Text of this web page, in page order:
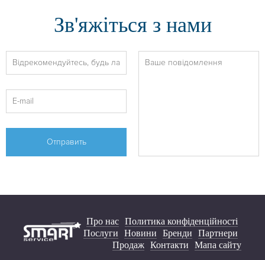
Зв'яжіться з нами
Про нас Политика конфіденційності
Послуги
Новини Бренди
Партнери
Продаж Контакти Мапа сайту